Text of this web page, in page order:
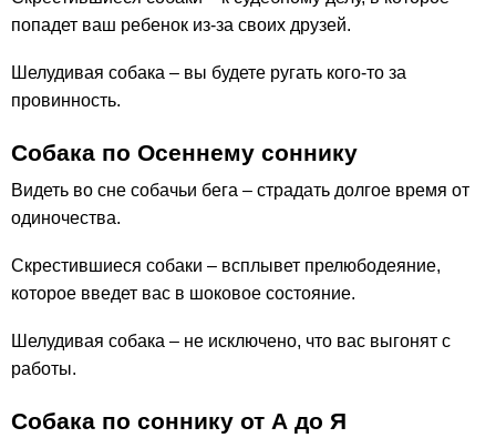
попадет ваш ребенок из-за своих друзей.
Шелудивая собака – вы будете ругать кого-то за
провинность.
Собака по Осеннему соннику
Видеть во сне собачьи бега – страдать долгое время от
одиночества.
Скрестившиеся собаки – всплывет прелюбодеяние,
которое введет вас в шоковое состояние.
Шелудивая собака – не исключено, что вас выгонят с
работы.
Собака по соннику от А до Я